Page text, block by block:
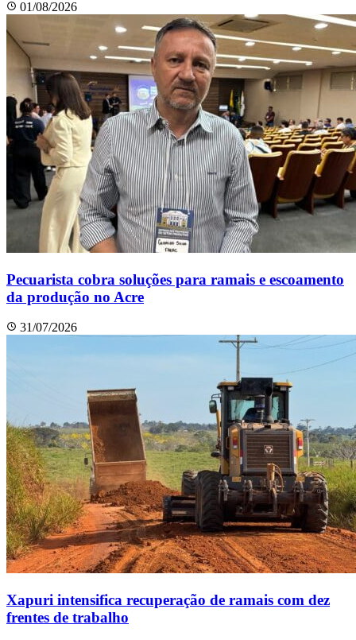
01/08/2026
Pecuarista cobra soluções para ramais e escoamento
da produção no Acre
31/07/2026
Xapuri intensifica recuperação de ramais com dez
frentes de trabalho